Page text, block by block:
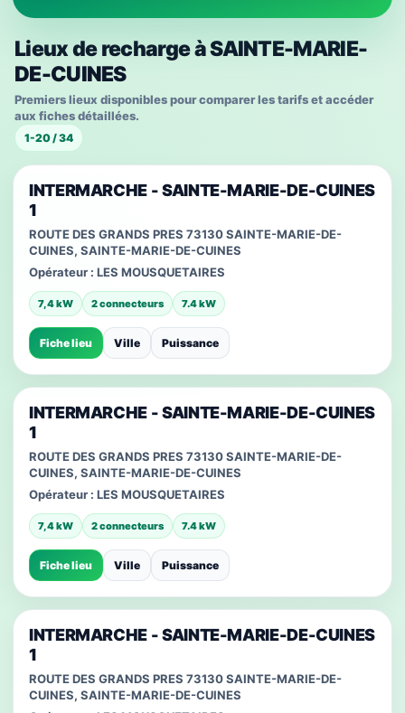
Lieux de recharge à SAINTE-MARIE-
DE-CUINES
Premiers lieux disponibles pour comparer les tarifs et accéder
aux fiches détaillées.
1-20 / 34
INTERMARCHE - SAINTE-MARIE-DE-CUINES
1
ROUTE DES GRANDS PRES 73130 SAINTE-MARIE-DE-
CUINES, SAINTE-MARIE-DE-CUINES
Opérateur : LES MOUSQUETAIRES
7,4 kW 2 connecteurs 7.4 kW
Fiche lieu Ville Puissance
INTERMARCHE - SAINTE-MARIE-DE-CUINES
1
ROUTE DES GRANDS PRES 73130 SAINTE-MARIE-DE-
CUINES, SAINTE-MARIE-DE-CUINES
Opérateur : LES MOUSQUETAIRES
7,4 kW 2 connecteurs 7.4 kW
Fiche lieu Ville Puissance
INTERMARCHE - SAINTE-MARIE-DE-CUINES
1
ROUTE DES GRANDS PRES 73130 SAINTE-MARIE-DE-
CUINES, SAINTE-MARIE-DE-CUINES